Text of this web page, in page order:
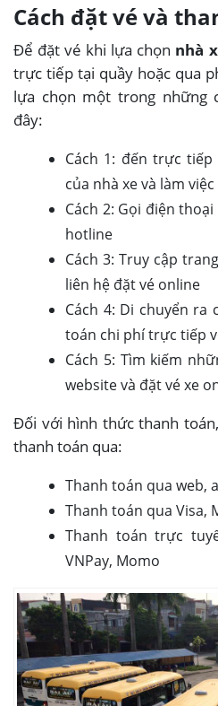
Cách đặt vé và
Để đặt vé khi lựa chọn nhà
trực tiếp tại quầy hoặc qua
lựa chọn một trong những
đây:
Cách 1: đến trực
của nhà xe và làm
Cách 2: Gọi điện
hotline
Cách 3: Truy cập
liên hệ đặt vé online
Cách 4: Di chuyển ra
toán chi phí trực tiếp
Cách 5: Tìm kiếm
website và đặt vé xe
Đối với hình thức thanh
thanh toán qua:
Thanh toán qua web,
Thanh toán qua Visa,
Thanh toán trực
VNPay, Momo